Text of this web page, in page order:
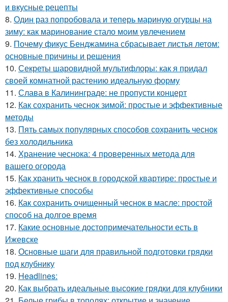
и вкусные рецепты
8. Один раз попробовала и теперь мариную огурцы на
зиму: как маринование стало моим увлечением
9. Почему фикус Бенджамина сбрасывает листья летом:
основные причины и решения
10. Секреты шаровидной мультифлоры: как я придал
своей комнатной растению идеальную форму
11. Слава в Калининграде: не пропусти концерт
12. Как сохранить чеснок зимой: простые и эффективные
методы
13. Пять самых популярных способов сохранить чеснок
без холодильника
14. Хранение чеснока: 4 проверенных метода для
вашего огорода
15. Как хранить чеснок в городской квартире: простые и
эффективные способы
16. Как сохранить очищенный чеснок в масле: простой
способ на долгое время
17. Какие основные достопримечательности есть в
Ижевске
18. Основные шаги для правильной подготовки грядки
под клубнику
19. Headlines:
20. Как выбрать идеальные высокие грядки для клубники